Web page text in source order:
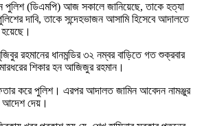
পুলিশ (ডিএমপি) আজ সকালে জানিয়েছে, তাকে হত্যা
দাবি, তাকে সন্দেহভাজন আসামি হিসেবে আদালতে
হয়েছে।
রহমানের ধানমন্ডির ৩২ নম্বর বাড়িতে গত শুক্রবার
শিকার হন আজিজুর রহমান।
করে পুলিশ। এরপর আদালত জামিন আবেদন নামঞ্জুর
আদেশ দেয়।